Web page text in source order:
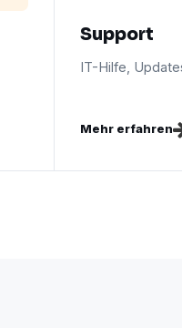
Support
IT-Hilfe,
Mehr erfahren